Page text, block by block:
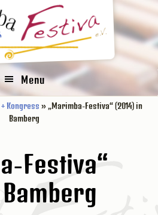
Menu
Kongress » „Marimba-Festiva“ (2014) in
Bamberg
Festiva“